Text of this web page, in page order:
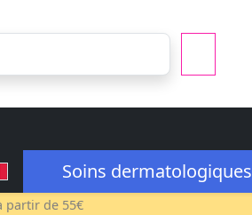
Soins dermatologiques
partir de 55€